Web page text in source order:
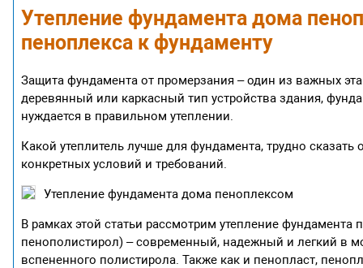
Утепление фундамента дома
пеноплекса к фундаменту
Защита фундамента от промерзания – один из важных
деревянный или каркасный тип устройства здания,
нуждается в правильном утеплении.
Какой утеплитель лучше для фундамента, трудно
конкретных условий и требований.
Утепление фундамента дома пеноплексом
В рамках этой статьи рассмотрим утепление
пенополистирол) – современный, надежный и легкий в
вспененного полистирола. Также как и пенопласт,